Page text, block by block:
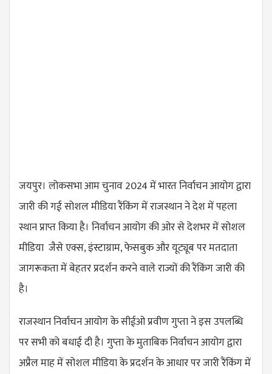
जयपुर। लोकसभा आम चुनाव 2024 में भारत निर्वाचन आयोग द्वारा
जारी की गई सोशल मीडिया रैंकिंग में राजस्थान ने देश में पहला
स्थान प्राप्त किया है। निर्वाचन आयोग की ओर से देशभर में सोशल
मीडिया जैसे एक्स, इंस्टाग्राम, फेसबुक और यूट्यूब पर मतदाता
जागरूकता में बेहतर प्रदर्शन करने वाले राज्यों की रैंकिंग जारी की
है।
राजस्थान निर्वाचन आयोग के सीईओ प्रवीण गुप्ता ने इस उपलब्धि
पर सभी को बधाई दी है। गुप्ता के मुताबिक निर्वाचन आयोग द्वारा
अप्रैल माह में सोशल मीडिया के प्रदर्शन के आधार पर जारी रैंकिंग में